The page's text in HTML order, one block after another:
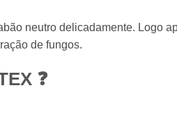
neutro delicadamente. Logo
de fungos.
❓